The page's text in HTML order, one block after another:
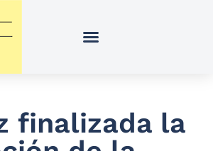
finalizada la